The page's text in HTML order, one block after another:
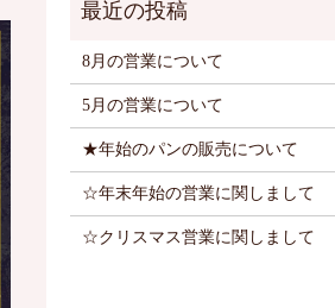
8月の営業について
5月の営業について
★年始のパンの販売について
☆年末年始の営業に関しまして
☆クリスマス営業に関しまして